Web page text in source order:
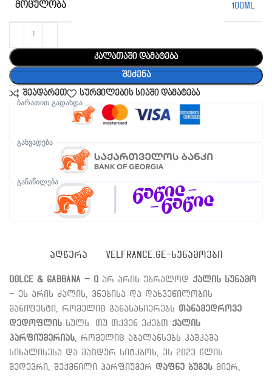
ᲛᲝᲪᲣᲚᲝᲑᲐ 100ML
კალათაში დამატება
შეძენა
შეადარეთ სურვილების სიაში დამატება
ბარათით გადახდა
განვადება
განაწილება
ᲐᲦᲬᲔᲠᲐ VELFRANCE.GE-ᲡᲣᲜᲐᲛᲝᲔᲑᲘ
Dolce & Gabbana – Q არ არის უბრალოდ ქალის სუნამო
– ეს არის ძალის, ვნებისა და დახვეწილობის
მანიფესტი, რომელიც განასახიერებს თანამედროვე
დედოფლის სულს. თუ თქვენ ეძებთ ქალის
პარფიუმერიას , რომელიც აბალანსებს კაშკაშა
სიხალისესა და მაცდურ სიტკბოს, ეს 2023 წლის
შედევრი, შექმნილი პარფიუმერ დაფნე ბუგეს მიერ,